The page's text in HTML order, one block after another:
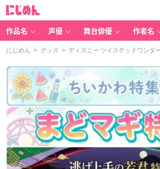
作品名 声優 舞台俳優 作者名
にじめん > グッズ > ディズニー ツイステッドワンダ